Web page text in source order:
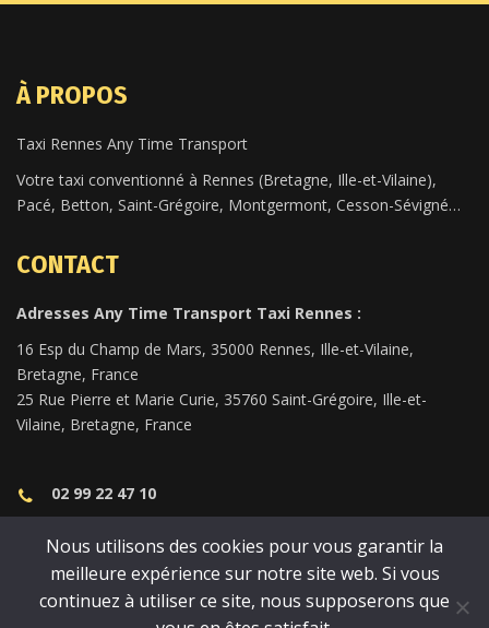
À PROPOS
Taxi Rennes Any Time Transport
Votre taxi conventionné à Rennes (Bretagne, Ille-et-Vilaine),
Pacé, Betton, Saint-Grégoire, Montgermont, Cesson-Sévigné…
CONTACT
Adresses Any Time Transport Taxi Rennes :
16 Esp du Champ de Mars, 35000 Rennes, Ille-et-Vilaine,
Bretagne, France
25 Rue Pierre et Marie Curie, 35760 Saint-Grégoire, Ille-et-
Vilaine, Bretagne, France
02 99 22 47 10
anytimetransport35@gmail.com
Nous utilisons des cookies pour vous garantir la
meilleure expérience sur notre site web. Si vous
continuez à utiliser ce site, nous supposerons que